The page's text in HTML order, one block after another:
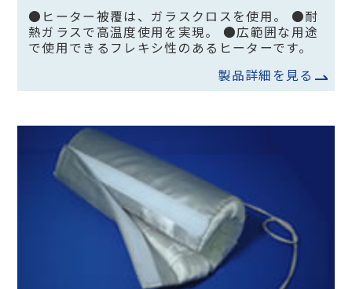
●ヒーター被覆は、ガラスクロスを使用。 ●耐
熱ガラスで高温度使用を実現。 ●広範囲な用途
で使用できるフレキシ性のあるヒーターです。
製品詳細を見る